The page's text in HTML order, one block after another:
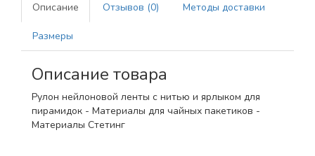
Описание Отзывов (0) Методы доставки
Размеры
Описание товара
Рулон нейлоновой ленты с нитью и ярлыком для
пирамидок - Материалы для чайных пакетиков -
Материалы Стетинг